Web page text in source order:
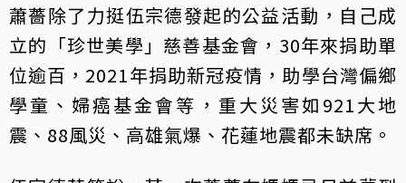
蕭薔除了力挺伍宗德發起的公益活動，自己成
立的「珍世美學」慈善基金會，30年來捐助單
位逾百，2021年捐助新冠疫情，助學台灣偏鄉
學童、婦癌基金會等，重大災害如921大地
震、88風災、高雄氣爆、花蓮地震都未缺席。